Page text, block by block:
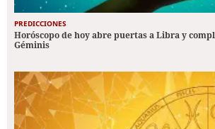
PREDICCIONES
Horóscopo de hoy abre puertas a Libra y
Géminis